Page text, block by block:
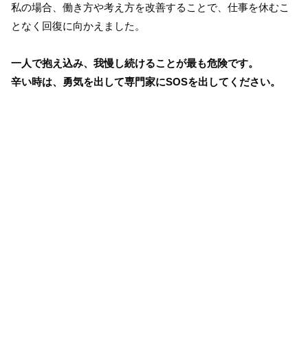
私の場合、働き方や考え方を改善することで、仕事を休むこ
となく回復に向かえました。
一人で抱え込み、我慢し続けることが最も危険です。
辛い時は、勇気を出して専門家にSOSを出してください。